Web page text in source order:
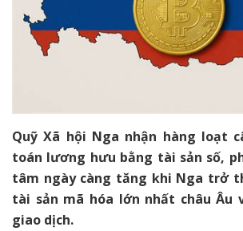
Quỹ Xã hội Nga nhận hàng loạt
toán lương hưu bằng tài sản số,
tâm ngày càng tăng khi Nga trở
tài sản mã hóa lớn nhất châu Âu
giao dịch.